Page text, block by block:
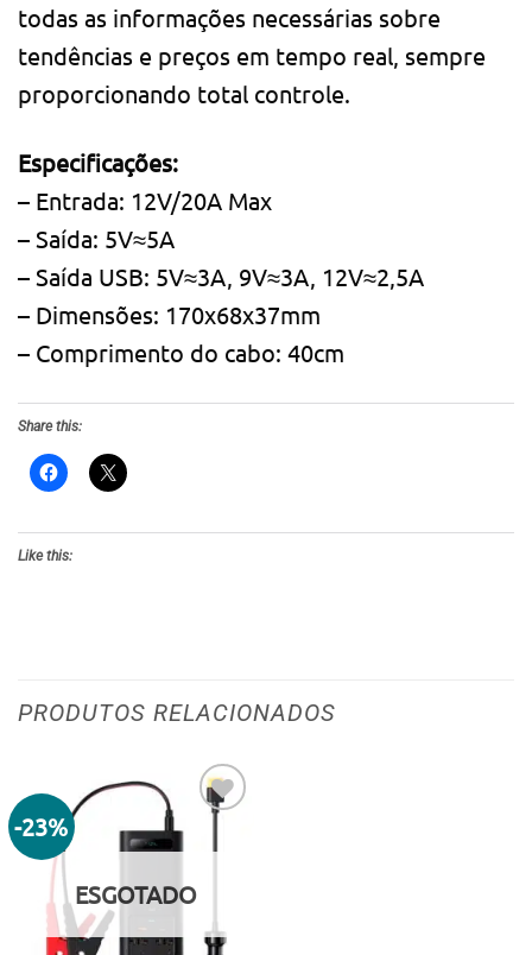
todas as informações necessárias sobre
tendências e preços em tempo real, sempre
proporcionando total controle.
Especificações:
– Entrada: 12V/20A Max
– Saída: 5V≈5A
– Saída USB: 5V≈3A, 9V≈3A, 12V≈2,5A
– Dimensões: 170x68x37mm
– Comprimento do cabo: 40cm
Share this:
Like this:
PRODUTOS RELACIONADOS
-23%
Adicionar
aos meus
ESGOTADO